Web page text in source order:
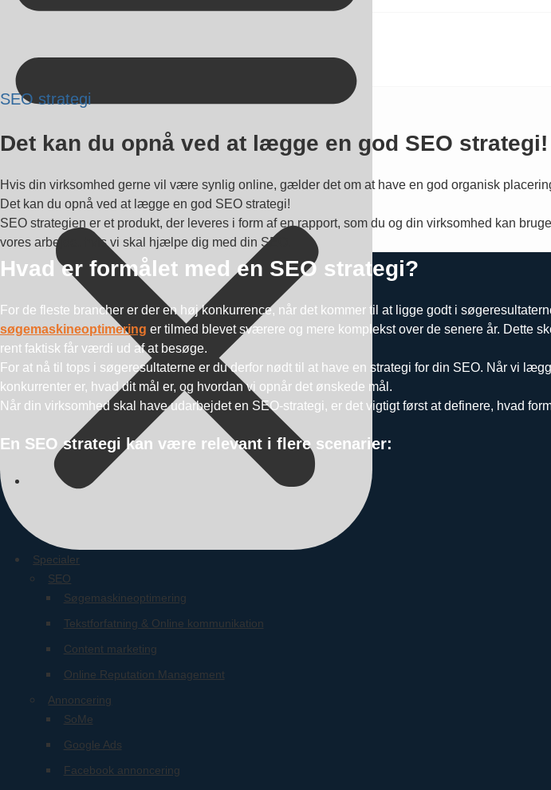
Specialer
SEO
Søgemaskineoptimering
Tekstforfatning & Online kommunikation
Content marketing
Online Reputation Management
Annoncering
SoMe
Google Ads
Facebook annoncering
SEO strategi
Det kan du opnå ved at lægge en god SEO strategi!
Hvis din virksomhed gerne vil være synlig online, gælder det om at have en god organisk
Det kan du opnå ved at lægge en god SEO strategi!
SEO strategien er et produkt, der leveres i form af en rapport, som du og din virksomhed kan
vores arbejde, hvis vi skal hjælpe dig med din SEO.
Hvad er formålet med en SEO strategi?
For de fleste brancher er der en høj konkurrence, når det kommer til at ligge godt i
søgemaskineoptimering er tilmed blevet sværere og mere komplekst over de senere år. Dette
rent faktisk får værdi ud af at besøge.
For at nå til tops i søgeresultaterne er du derfor nødt til at have en strategi for din SEO. Når vi
konkurrenter er, hvad dit mål er, og hvordan vi opnår det ønskede mål.
Når din virksomhed skal have udarbejdet en SEO-strategi, er det vigtigt først at definere, hvad
En SEO strategi kan være relevant i flere scenarier: